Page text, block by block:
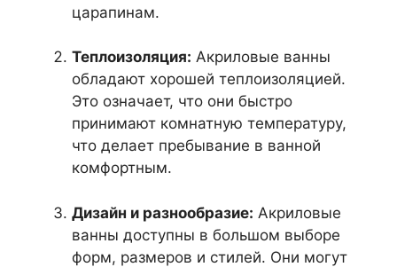
царапинам.
Теплоизоляция: Акриловые ванны
обладают хорошей теплоизоляцией.
Это означает, что они быстро
принимают комнатную температуру,
что делает пребывание в ванной
комфортным.
Дизайн и разнообразие: Акриловые
ванны доступны в большом выборе
форм, размеров и стилей. Они могут